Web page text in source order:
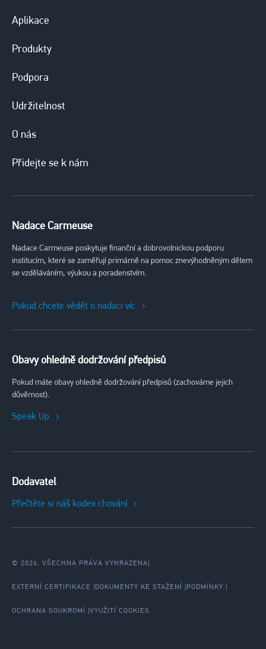
Aplikace
Produkty
Podpora
Udržitelnost
O nás
Přidejte se k nám
Nadace Carmeuse
Nadace Carmeuse poskytuje finanční a dobrovolnickou podporu
institucím, které se zaměřují primárně na pomoc znevýhodněným dětem
se vzděláváním, výukou a poradenstvím.
Pokud chcete vědět o nadaci víc
Obavy ohledně dodržování předpisů
Pokud máte obavy ohledně dodržování předpisů (zachováme jejich
důvěrnost).
Speak Up
Dodavatel
Přečtěte si náš kodex chování
© 2026. VŠECHNA PRÁVA VYHRAZENA
EXTERNÍ CERTIFIKACE DOKUMENTY KE STAŽENÍ PODMÍNKY
OCHRANA SOUKROMÍ VYUŽITÍ COOKIES